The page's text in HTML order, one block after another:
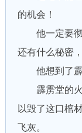
的机会！
他一定要彻
还有什么秘密
他想到了霹
霹雳堂的火
以毁了这口棺
飞灰。